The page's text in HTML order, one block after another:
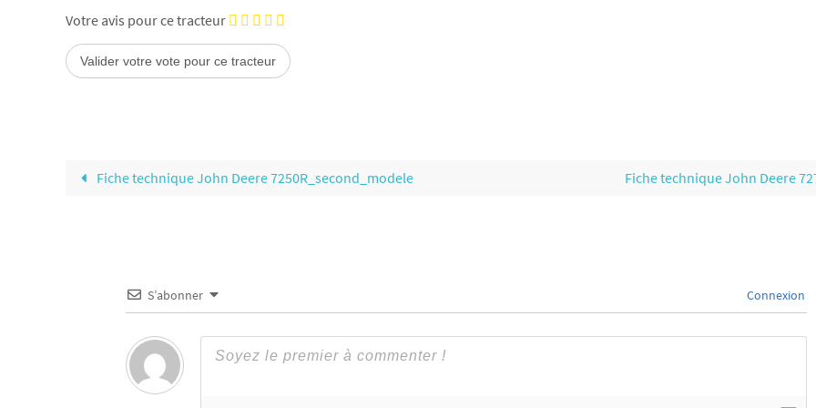
Votre avis pour ce tracteur
Fiche technique John Deere 7250R_second_modele Fiche technique John Deere
S’abonner Connexion